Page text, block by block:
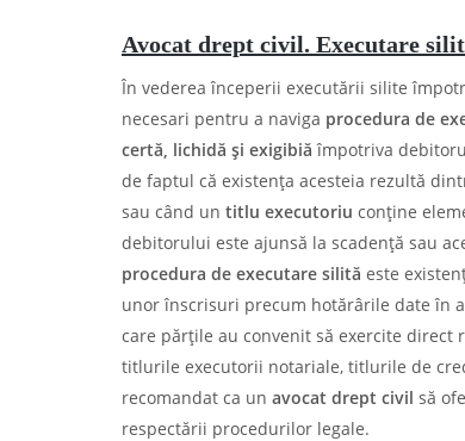
Avocat drept civil. Executare
În vederea începerii executării silite
necesari pentru a naviga procedura de
certă, lichidă și exigibiăîmpotriva
de faptul că existența acesteia rezultă
sau când un titlu executoriu conţine
debitorului este ajunsă la scadenţă sau
procedura de executare silită este
unor înscrisuri precum hotărârile date în
care părţile au convenit să exercite
titlurile executorii notariale, titlurile de
recomandat ca un avocat drept civil să
respectării procedurilor legale.